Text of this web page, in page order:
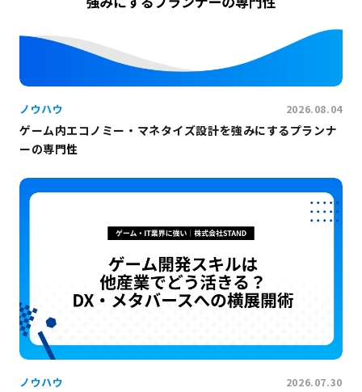
ノウハウ 2026.08.04
ゲーム内エコノミー・マネタイズ設計を強みにするプランナ
ーの専門性
ノウハウ 2026.07.30